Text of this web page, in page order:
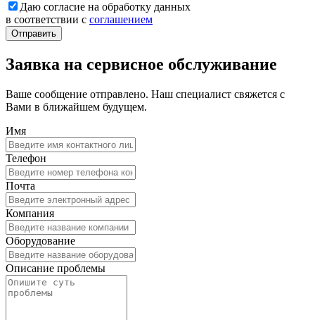
Даю согласие на обработку данных
в соответствии с соглашением
Заявка на сервисное обслуживание
Ваше сообщение отправлено. Наш специалист свяжется с
Вами в ближайшем будущем.
Имя
Телефон
Почта
Компания
Оборудование
Описание проблемы